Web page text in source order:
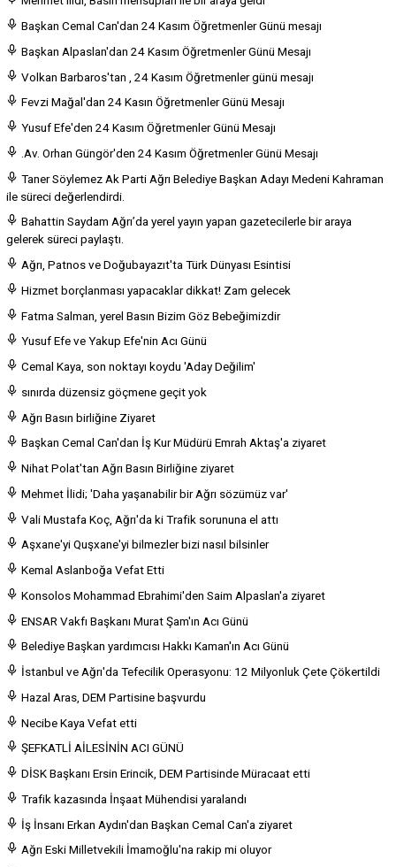
Başkan Cemal Can'dan 24 Kasım Öğretmenler Günü mesajı
Başkan Alpaslan'dan 24 Kasım Öğretmenler Günü Mesajı
Volkan Barbaros'tan , 24 Kasım Öğretmenler günü mesajı
Fevzi Mağal'dan 24 Kasın Öğretmenler Günü Mesajı
Yusuf Efe'den 24 Kasım Öğretmenler Günü Mesajı
.Av. Orhan Güngör'den 24 Kasım Öğretmenler Günü Mesajı
Taner Söylemez Ak Parti Ağrı Belediye Başkan Adayı Medeni Kahraman
ile süreci değerlendirdi.
Bahattin Saydam Ağrı’da yerel yayın yapan gazetecilerle bir araya
gelerek süreci paylaştı.
Ağrı, Patnos ve Doğubayazıt'ta Türk Dünyası Esintisi
Hizmet borçlanması yapacaklar dikkat! Zam gelecek
Fatma Salman, yerel Basın Bizim Göz Bebeğimizdir
Yusuf Efe ve Yakup Efe'nin Acı Günü
Cemal Kaya, son noktayı koydu 'Aday Değilim'
sınırda düzensiz göçmene geçit yok
Ağrı Basın birliğine Ziyaret
Başkan Cemal Can'dan İş Kur Müdürü Emrah Aktaş'a ziyaret
Nihat Polat'tan Ağrı Basın Birliğine ziyaret
Mehmet İlidi; 'Daha yaşanabilir bir Ağrı sözümüz var'
Vali Mustafa Koç, Ağrı'da ki Trafik sorununa el attı
Aşxane'yi Quşxane'yi bilmezler bizi nasıl bilsinler
Kemal Aslanboğa Vefat Etti
Konsolos Mohammad Ebrahimi'den Saim Alpaslan'a ziyaret
ENSAR Vakfı Başkanı Murat Şam'ın Acı Günü
Belediye Başkan yardımcısı Hakkı Kaman'ın Acı Günü
İstanbul ve Ağrı'da Tefecilik Operasyonu: 12 Milyonluk Çete Çökertildi
Hazal Aras, DEM Partisine başvurdu
Necibe Kaya Vefat etti
ŞEFKATLİ AİLESİNİN ACI GÜNÜ
DİSK Başkanı Ersin Erincik, DEM Partisinde Müracaat etti
Trafik kazasında İnşaat Mühendisi yaralandı
İş İnsanı Erkan Aydın'dan Başkan Cemal Can'a ziyaret
Ağrı Eski Milletvekili İmamoğlu'na rakip mi oluyor